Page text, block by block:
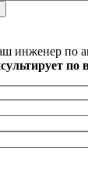
инженер по
по